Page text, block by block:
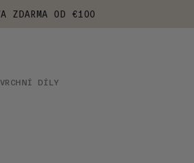
ZDARMA OD €100
VRCHNÍ DÍLY